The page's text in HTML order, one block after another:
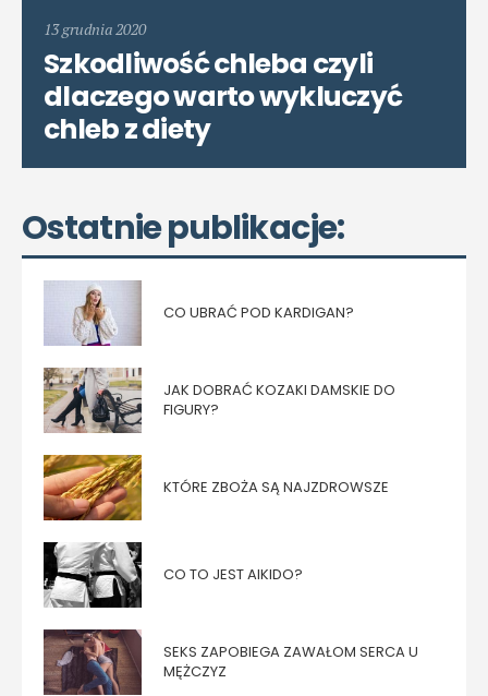
13 grudnia 2020
Szkodliwość chleba czyli
dlaczego warto wykluczyć
chleb z diety
Ostatnie publikacje:
CO UBRAĆ POD KARDIGAN?
JAK DOBRAĆ KOZAKI DAMSKIE DO
FIGURY?
KTÓRE ZBOŻA SĄ NAJZDROWSZE
CO TO JEST AIKIDO?
SEKS ZAPOBIEGA ZAWAŁOM SERCA U
MĘŻCZYZ